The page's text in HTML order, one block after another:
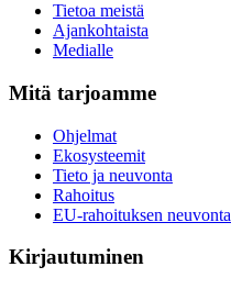
Tietoa meistä
Ajankohtaista
Medialle
Mitä tarjoamme
Ohjelmat
Ekosysteemit
Tieto ja neuvonta
Rahoitus
EU-rahoituksen neuvonta
Kirjautuminen